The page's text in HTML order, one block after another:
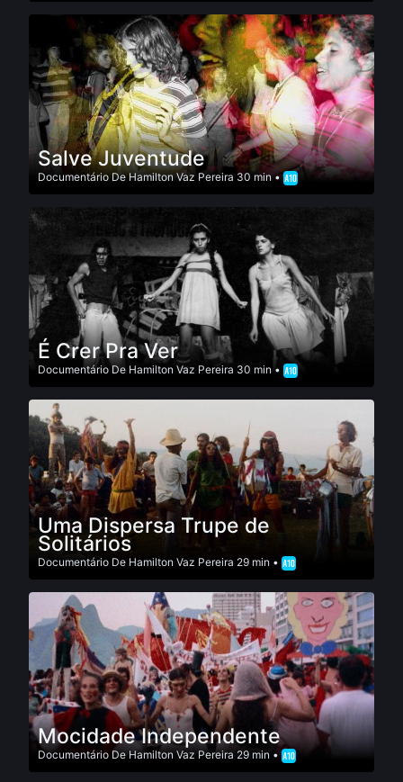
Salve Juventude
DocumentárioDeHamilton Vaz Pereira 30 min •
É Crer Pra Ver
Documentário De Hamilton Vaz Pereira 30 min •
Uma Dispersa Trupe de
Solitários
Documentário De Hamilton Vaz Pereira 29 min •
Mocidade Independente
Documentário DeHamilton Vaz Pereira 29 min •